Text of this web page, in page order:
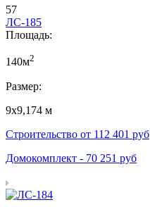
57
ЛС-185
Площадь:
140м2
Размер:
9х9,174 м
Строительство от 112 401 руб
Домокомплект - 70 251 руб